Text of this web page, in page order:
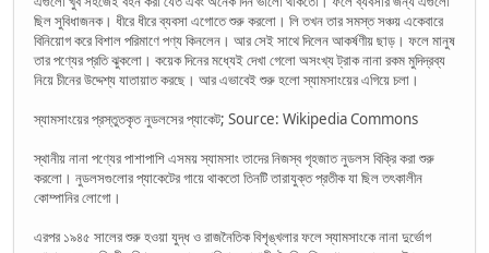
ছিল সুবিধাজনক। ধীরে ধীরে ব্যবসা এগোতে শুরু করলো। লি তখন তার সমস্ত সঞ্চয় একেবারে
বিনিয়োগ করে বিশাল পরিমাণে পণ্য কিনলেন। আর সেই সাথে দিলেন আকর্ষণীয় ছাড়। ফলে মানুষ
তার পণ্যের প্রতি ঝুকলো। কয়েক দিনের মধ্যেই দেখা গেলো অসংখ্য ট্রাক নানা রকম মুদিদ্রব্য
নিয়ে চীনের উদ্দেশ্য যাতায়াত করছে। আর এভাবেই শুরু হলো স্যামসাংয়ের এগিয়ে চলা।
স্যামসাংয়ের প্রস্তুতকৃত নুডলসের প্যাকেট; Source: Wikipedia Commons
স্থানীয় নানা পণ্যের পাশাপাশি এসময় স্যামসাং তাদের নিজস্ব গৃহজাত নুডলস বিক্রি করা শুরু
করলো। নুডলসগুলোর প্যাকেটের গায়ে থাকতো তিনটি তারাযুক্ত প্রতীক যা ছিল তৎকালীন
কোম্পানির লোগো।
এরপর ১৯৪৫ সালের শুরু হওয়া যুদ্ধ ও রাজনৈতিক বিশৃঙ্খলার ফলে স্যামসাংকে নানা দুর্ভোগ